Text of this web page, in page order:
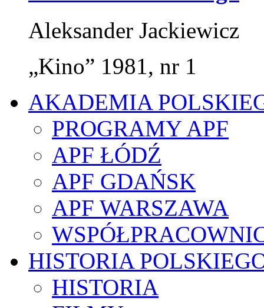
Aleksander Jackiewicz
„Kino” 1981, nr 1
AKADEMIA
PROGRAMY APF
APF ŁÓDŹ
APF GDAŃSK
APF WARSZAWA
HISTORIA
HISTORIA